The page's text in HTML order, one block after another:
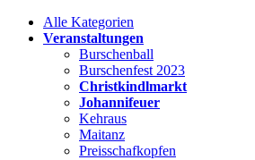
Alle Kategorien
Veranstaltungen
Burschenball
Burschenfest 2023
Christkindlmarkt
Johannifeuer
Kehraus
Maitanz
Preisschafkopfen